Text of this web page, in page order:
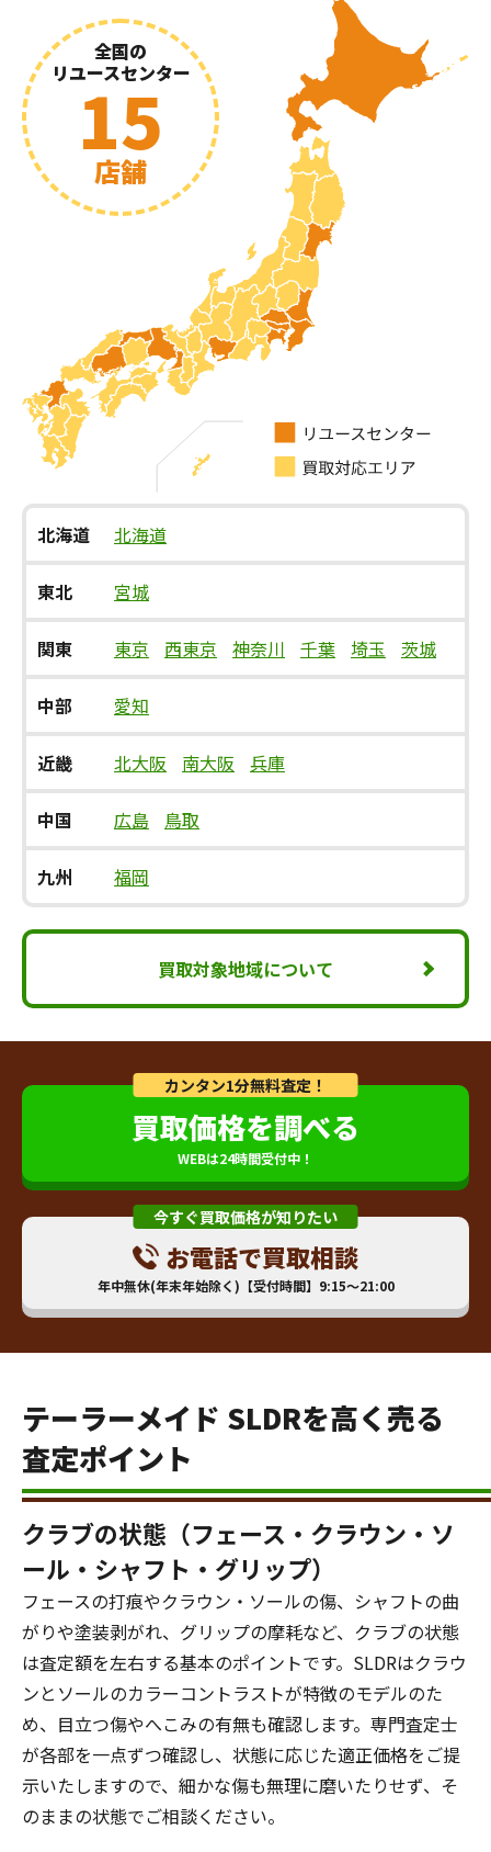
全国の
リユースセンター
15
店舗
北海道 北海道
東北 宮城
関東 東京 西東京 神奈川 千葉 埼玉 茨城
中部 愛知
近畿 北大阪 南大阪 兵庫
中国 広島 鳥取
九州 福岡
買取対象地域について
カンタン1分無料査定！
買取価格を調べる
WEBは24時間受付中！
今すぐ買取価格が知りたい
お電話で買取相談
年中無休(年末年始除く)【受付時間】9:15～21:00
テーラーメイド SLDRを高く売る
査定ポイント
クラブの状態（フェース・クラウン・ソ
ール・シャフト・グリップ）
フェースの打痕やクラウン・ソールの傷、シャフトの曲
がりや塗装剥がれ、グリップの摩耗など、クラブの状態
は査定額を左右する基本のポイントです。SLDRはクラウ
ンとソールのカラーコントラストが特徴のモデルのた
め、目立つ傷やへこみの有無も確認します。専門査定士
が各部を一点ずつ確認し、状態に応じた適正価格をご提
示いたしますので、細かな傷も無理に磨いたりせず、そ
のままの状態でご相談ください。